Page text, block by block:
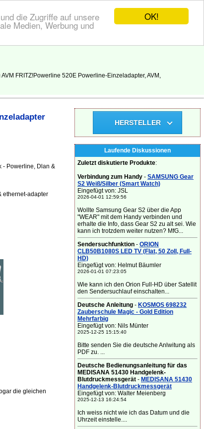
OK!
die Zugriffe auf unsere
Medien, Werbung und
FRITZ!Powerline 520E Powerline-Einzeladapter, AVM,
- Powerline, Dlan &
ethernet-adapter
die gleichen
HERSTELLER
Laufende Diskussionen
Zuletzt diskutierte Produkte:
Verbindung zum Handy - SAMSUNG Gear
S2 Weiß/Silber (Smart Watch)
Eingefügt von: JSL
2026-04-01 12:59:56
Wollte Samsung Gear S2 über die App
"WEAR" mit dem Handy verbinden und
erhalte die Info, dass Gear S2 zu alt sei. Wie
kann ich trotzdem weiter nutzen? MfG...
Sendersuchfunktion - ORION
CLB50B1080S LED TV (Flat, 50 Zoll, Full-
HD)
Eingefügt von: Helmut Bäumler
2026-01-01 07:23:05
Wie kann ich den Orion Full-HD über Satellit
den Sendersuchlauf einschalten...
Deutsche Anleitung - KOSMOS 698232
Zauberschule Magic - Gold Edition
Mehrfarbig
Eingefügt von: Nils Münter
2025-12-25 15:15:40
Bitte senden Sie die deutsche Anlwitung als
PDF zu. ...
Deutsche Bedienungsanleitung für das
MEDISANA 51430 Handgelenk-
Blutdruckmessgerät - MEDISANA 51430
Handgelenk-Blutdruckmessgerät
Eingefügt von: Walter Meienberg
2025-12-13 16:24:54
Ich weiss nicht wie ich das Datum und die
Uhrzeit einstelle....